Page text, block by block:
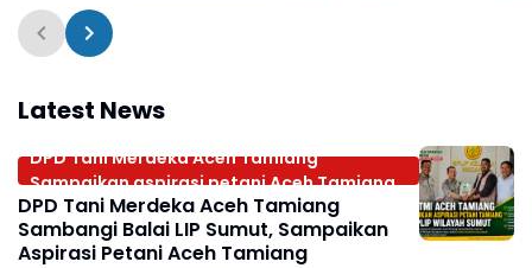
Latest News
DPD Tani Merdeka Aceh Tamiang
Sampaikan aspirasi petani Aceh Tamiang
DPD Tani Merdeka Aceh Tamiang
Sambangi Balai LIP Sumut, Sampaikan
Aspirasi Petani Aceh Tamiang